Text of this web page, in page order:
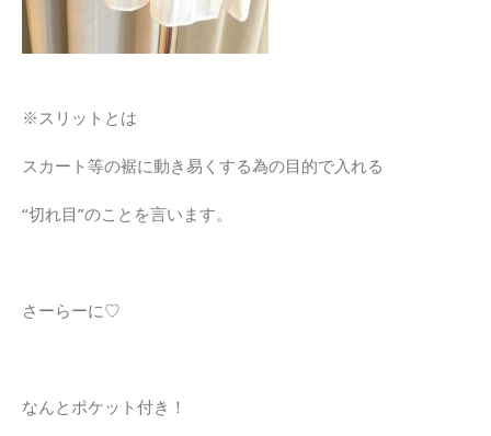
※スリットとは
スカート等の裾に動き易くする為の目的で入れる
“切れ目”のことを言います。
さーらーに♡
なんとポケット付き！